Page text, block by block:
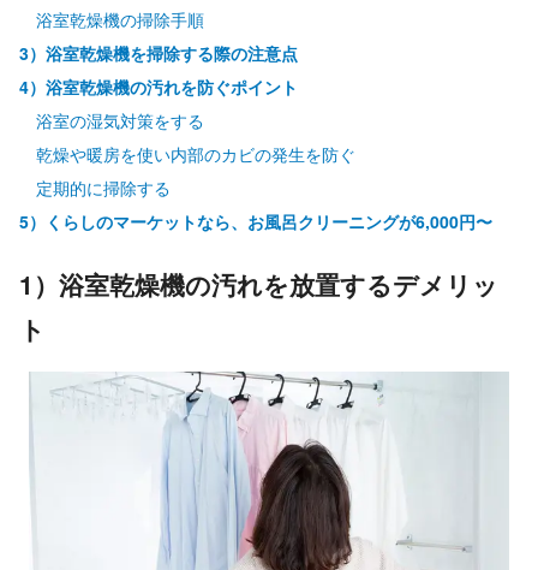
浴室乾燥機の掃除手順
3）浴室乾燥機を掃除する際の注意点
4）浴室乾燥機の汚れを防ぐポイント
浴室の湿気対策をする
乾燥や暖房を使い内部のカビの発生を防ぐ
定期的に掃除する
5）くらしのマーケットなら、お風呂クリーニングが6,000円〜
1）浴室乾燥機の汚れを放置するデメリッ
ト